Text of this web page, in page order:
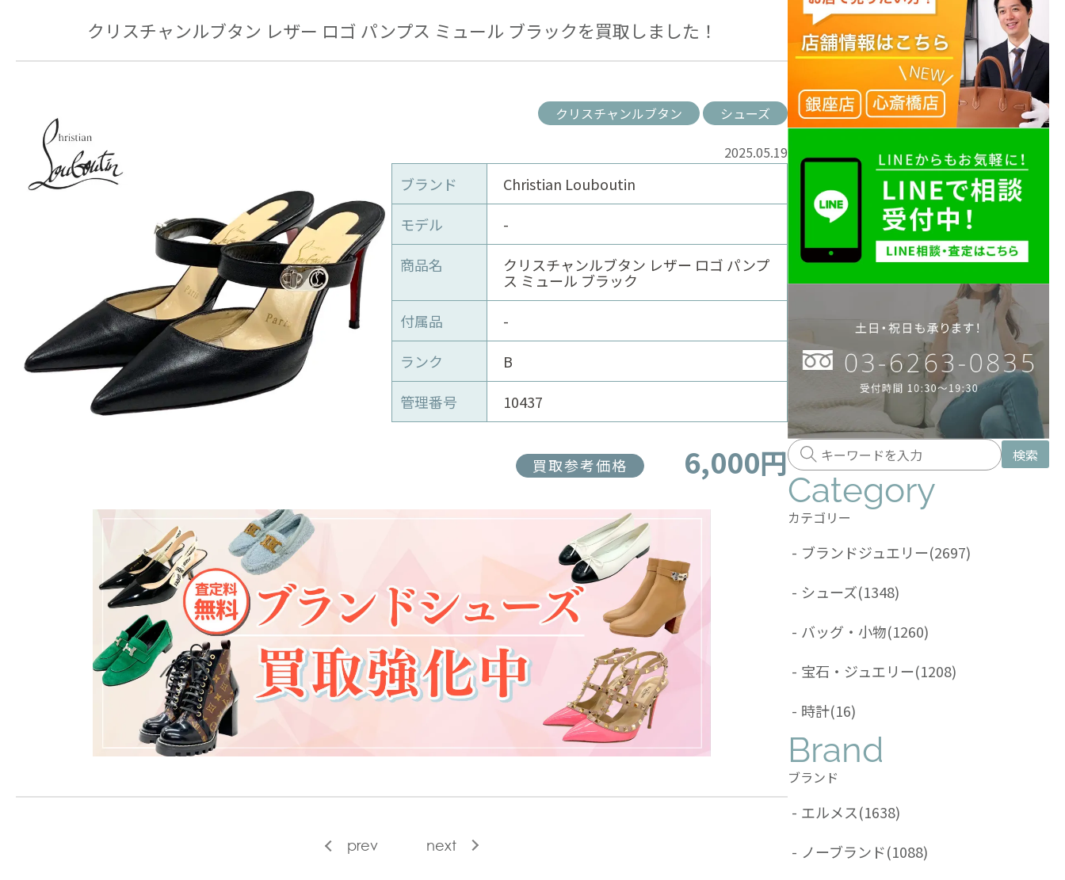
クリスチャンルブタン レザー ロゴ パンプス ミュール ブラックを買取しました！
クリスチャンルブタン シューズ
2025.05.19
ブランド
Christian Louboutin
モデル
-
商品名
クリスチャンルブタン レザー ロゴ パンプ
ス ミュール ブラック
付属品
-
ランク
B
管理番号
10437
買取参考価格 6,000円
prev next
検索
Category
カテゴリー
- ブランドジュエリー(2697)
- シューズ(1348)
- バッグ・小物(1260)
- 宝石・ジュエリー(1208)
- 時計(16)
Brand
ブランド
- エルメス(1638)
- ノーブランド(1088)